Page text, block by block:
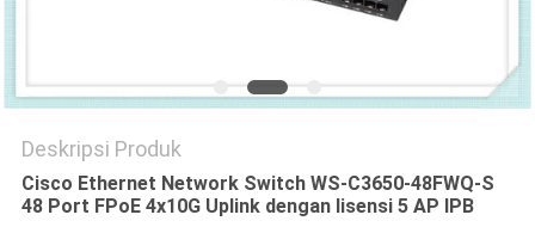
Deskripsi Produk
Cisco Ethernet Network Switch WS-C3650-48FWQ-S
48 Port FPoE 4x10G Uplink dengan lisensi 5 AP IPB